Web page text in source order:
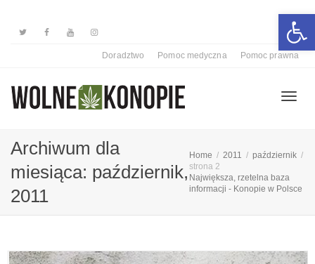
Doradztwo Pomoc medyczna Pomoc prawna
Archiwum dla
miesiąca: październik,
2011
Home 2011
październik
strona 2
Największa, rzetelna baza
informacji - Konopie w Polsce